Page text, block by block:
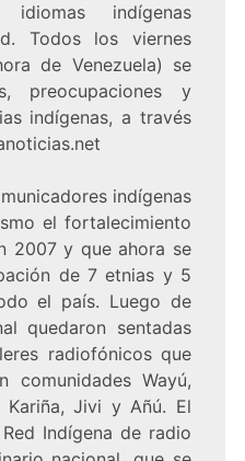
indígenas
Todos los viernes
de Venezuela) se
preocupaciones y
indígenas, a través
indígenas
el fortalecimiento
2007 y que ahora se
de 7 etnias y 5
el país. Luego de
quedaron sentadas
radiofónicos que
Wayú,
Kariña, Jivi y Añú. El
Indígena de radio